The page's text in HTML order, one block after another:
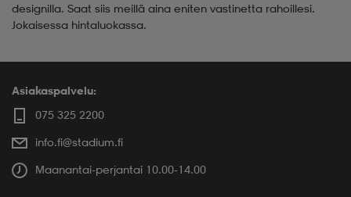
designilla. Saat siis meillä aina eniten vastinetta rahoillesi.
Jokaisessa hintaluokassa.
Asiakaspalvelu:
075 325 2200
info.fi@stadium.fi
Maanantai-perjantai 10.00-14.00